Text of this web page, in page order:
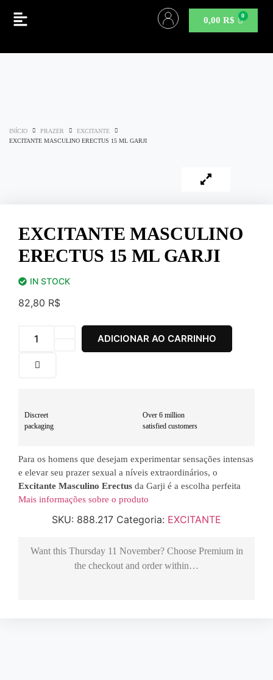
0,00R$
INÍCIO PRAZER
EXCITANTE
EXCITANTE MASCULINO ERECTUS 15 ML GARJI
EXCITANTE MASCULINO
ERECTUS 15 ML GARJI
IN STOCK
82,80 R$
ADICIONAR AO CARRINHO
Discreet
packaging
Over 6 million
satisfied customers
Para os homens que desejam experimentar sensações intensas
e elevar seu prazer sexual a níveis extraordinários, o
Excitante Masculino Erectus da Garji é a escolha perfeita
Mais informações sobre o produto
SKU: 888.217 Categoria: EXCITANTE
Want this Thursday 11 November? Choose Premiumin
the checkout and order within…